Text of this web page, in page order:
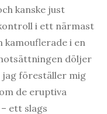
kanske just
i ett närmast
kamouflerade i en
döljer
jag föreställer mig
de eruptiva
ett slags